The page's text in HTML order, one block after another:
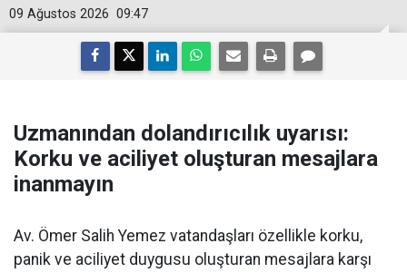
09:47
09 Ağustos 2026
Uzmanından dolandırıcılık uyarısı:
Korku ve aciliyet oluşturan mesajlara
inanmayın
Av. Ömer Salih Yemez vatandaşları özellikle korku,
panik ve aciliyet duygusu oluşturan mesajlara karşı